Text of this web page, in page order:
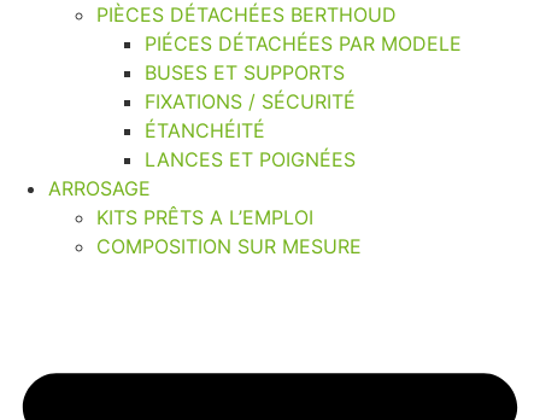
PIÈCES DÉTACHÉES BERTHOUD
PIÉCES DÉTACHÉES PAR MODELE
BUSES ET SUPPORTS
FIXATIONS / SÉCURITÉ
ÉTANCHÉITÉ
LANCES ET POIGNÉES
ARROSAGE
KITS PRÊTS A L’EMPLOI
COMPOSITION SUR MESURE